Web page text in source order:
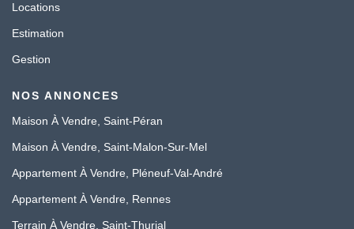
Locations
Estimation
Gestion
NOS ANNONCES
Maison À Vendre, Saint-Péran
Maison À Vendre, Saint-Malon-Sur-Mel
Appartement À Vendre, Pléneuf-Val-André
Appartement À Vendre, Rennes
Terrain À Vendre, Saint-Thurial